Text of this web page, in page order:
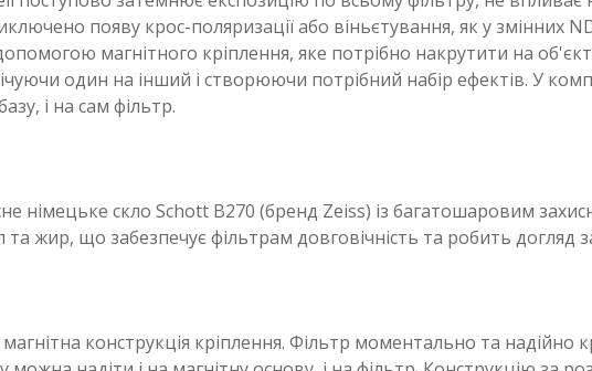
появу крос-поляризації або віньєтування, як у змінних
магнітного кріплення, яке потрібно накрутити на
один на інший і створюючи потрібний набір ефектів. У
і на сам фільтр.
німецьке скло Schott B270 (бренд Zeiss) із багатошаровим
жир, що забезпечує фільтрам довговічність та робить догляд
конструкція кріплення. Фільтр моментально та надійно